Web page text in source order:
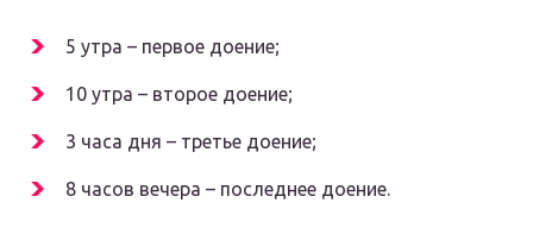
5 утра – первое доение;
10 утра – второе доение;
3 часа дня – третье доение;
8 часов вечера – последнее доение.